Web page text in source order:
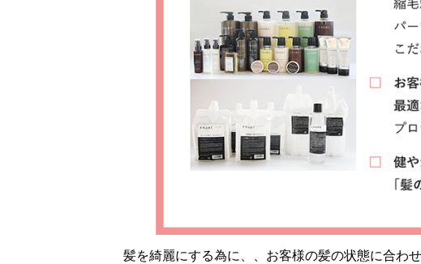
髪を綺麗にする為に、、お客様の髪の状態に合わ